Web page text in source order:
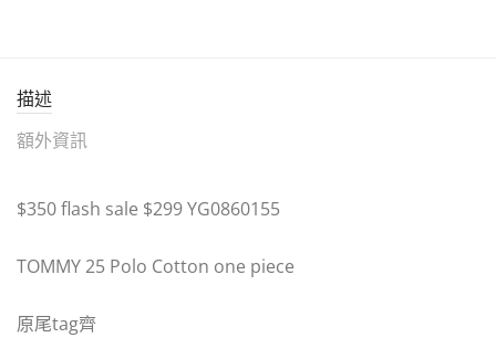
描述
額外資訊
$350 flash sale $299 YG0860155
TOMMY 25 Polo Cotton one piece
原尾tag齊